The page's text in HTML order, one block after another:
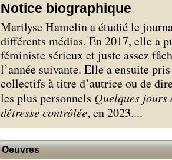
Notice biographique
Marilyse Hamelin a étudié le
différents médias. En 2017, elle a
féministe sérieux et juste assez
l’année suivante. Elle a ensuite
collectifs à titre d’autrice ou de
les plus personnels Quelques jours
détresse contrôlée, en 2023....
Oeuvres